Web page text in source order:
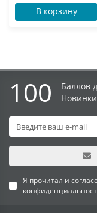
В корзину
100
Баллов
Я прочитал и